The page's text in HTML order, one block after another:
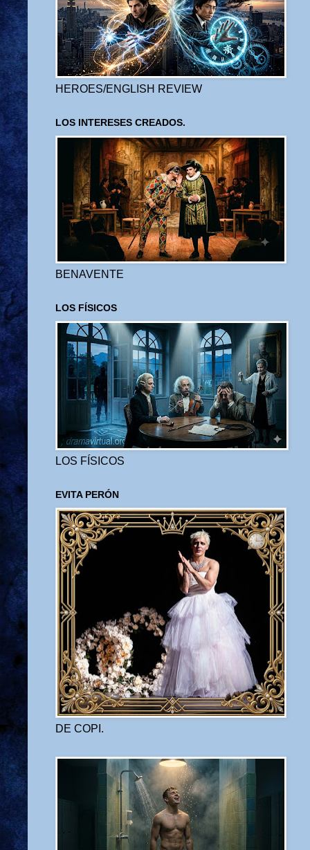
HEROES/ENGLISH REVIEW
LOS INTERESES CREADOS.
BENAVENTE
LOS FÍSICOS
LOS FÍSICOS
EVITA PERÓN
DE COPI.